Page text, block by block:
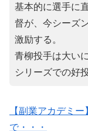
基本的に選手に
督が、今シーズ
激励する。
青柳投手は大い
シリーズでの好
【副業アカデミ
で・・・